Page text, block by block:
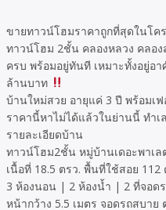
ขายทาวน์โฮมราคาถูกที่สุดในโค
ทาวน์โฮม 2ชั้น คลองหลวง คลอง
ครบ พร้อมอยู่ทันที เหมาะทั้งอยู่อ
ล้านบาท
บ้านใหม่สวย อายุแค่ 3 ปี พร้อมเฟ
ราคานี้หาไม่ได้แล้วในย่านนี้ ทำ
รายละเอียดบ้าน
ทาวน์โฮม2ชั้น หมู่บ้านเดอะพาเล
เนื้อที่ 18.5 ตรว. พื้นที่ใช้สอย 112
3 ห้องนอน | 2 ห้องน้ำ | 2 ที่จอด
หน้ากว้าง 5.5 เมตร จอดรถสบาย